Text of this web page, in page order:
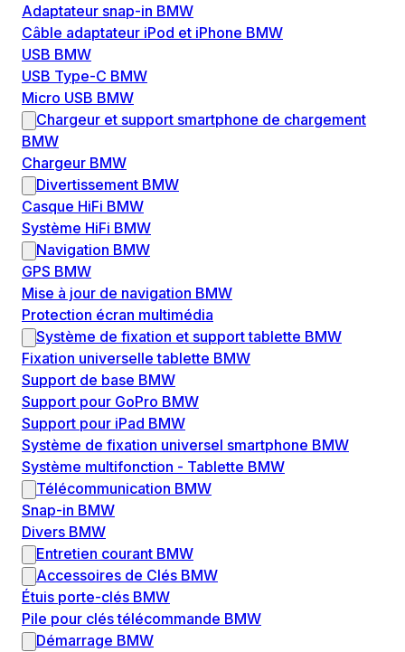
Adaptateur snap-in BMW
Câble adaptateur iPod et iPhone BMW
USB BMW
USB Type-C BMW
Micro USB BMW
Chargeur et support smartphone de chargement
BMW
Chargeur BMW
Divertissement BMW
Casque HiFi BMW
Système HiFi BMW
Navigation BMW
GPS BMW
Mise à jour de navigation BMW
Protection écran multimédia
Système de fixation et support tablette BMW
Fixation universelle tablette BMW
Support de base BMW
Support pour GoPro BMW
Support pour iPad BMW
Système de fixation universel smartphone BMW
Système multifonction - Tablette BMW
Télécommunication BMW
Snap-in BMW
Divers BMW
Entretien courant BMW
Accessoires de Clés BMW
Étuis porte-clés BMW
Pile pour clés télécommande BMW
Démarrage BMW